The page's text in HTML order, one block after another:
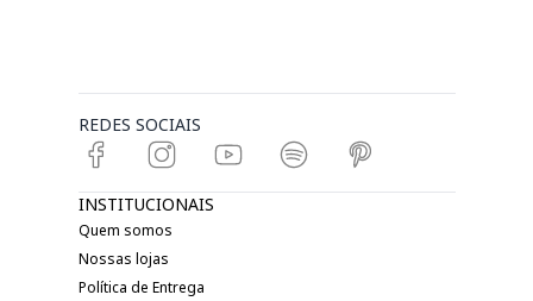
REDES SOCIAIS
INSTITUCIONAIS
Quem somos
Nossas lojas
Política de Entrega